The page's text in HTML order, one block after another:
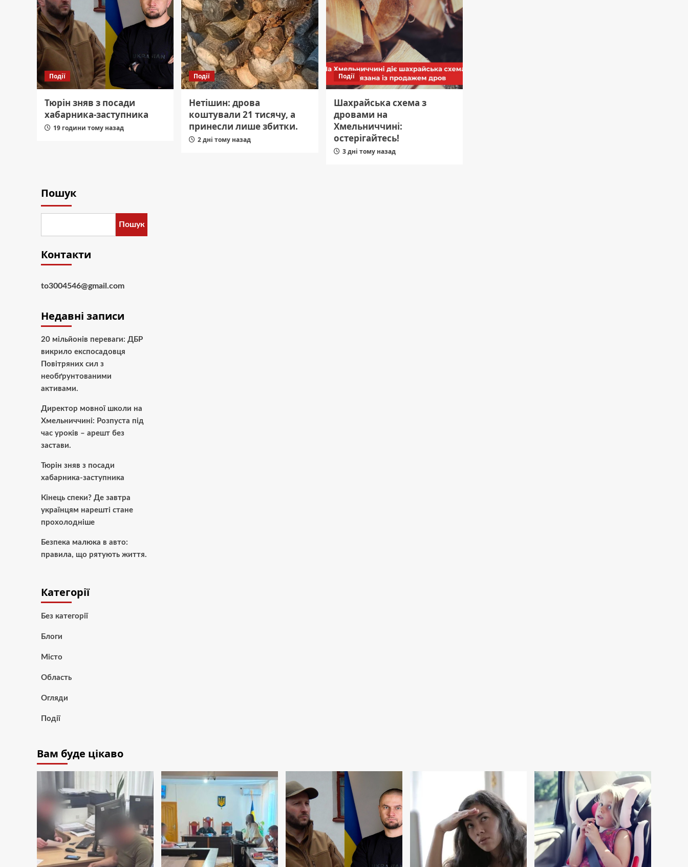
Події
Тюрін зняв з посади
хабарника-заступника
19 години тому назад
Події
Нетішин: дрова
коштували 21 тисячу, а
принесли лише збитки.
2 дні тому назад
Події
Шахрайська схема з
дровами на
Хмельниччині:
остерігайтесь!
3 дні тому назад
Пошук
Пошук
Контакти
to3004546@gmail.com
Недавні записи
20 мільйонів переваги: ДБР
викрило експосадовця
Повітряних сил з
необґрунтованими
активами.
Директор мовної школи на
Хмельниччині: Розпуста під
час уроків – арешт без
застави.
Тюрін зняв з посади
хабарника-заступника
Кінець спеки? Де завтра
українцям нарешті стане
прохолодніше
Безпека малюка в авто:
правила, що рятують життя.
Категорії
Без категорії
Блоги
Місто
Область
Огляди
Події
Вам буде цікаво